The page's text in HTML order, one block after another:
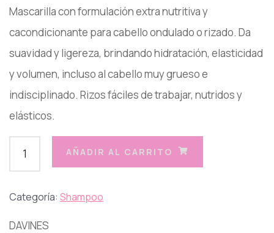
Mascarilla con formulación extra nutritiva y
cacondicionante para cabello ondulado o rizado. Da
suavidad y ligereza, brindando hidratación, elasticidad
y volumen, incluso al cabello muy grueso e
indisciplinado. Rizos fáciles de trabajar, nutridos y
elásticos.
AÑADIR AL CARRITO
Categoría: Shampoo
DAVINES